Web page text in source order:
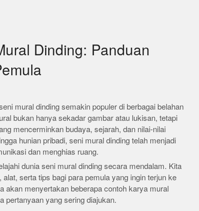
Dinding: Panduan
mural dinding semakin populer di berbagai belahan
bukan hanya sekadar gambar atau lukisan, tetapi
mencerminkan budaya, sejarah, dan nilai-nilai
hunian pribadi, seni mural dinding telah menjadi
dan menghias ruang.
dunia seni mural dinding secara mendalam. Kita
serta tips bagi para pemula yang ingin terjun ke
akan menyertakan beberapa contoh karya mural
pertanyaan yang sering diajukan.